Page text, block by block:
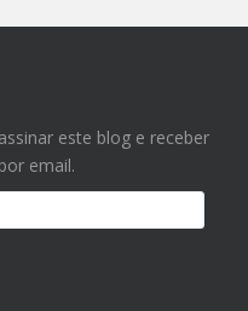
este blog e receber
email.